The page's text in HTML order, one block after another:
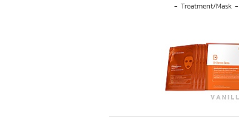
- Treatment/Mask -